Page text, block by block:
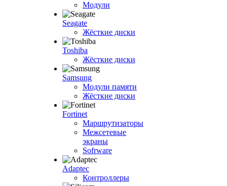
Модули
Seagate
Жёсткие диски
Toshiba
Жёсткие диски
Samsung
Модули памяти
Жёсткие диски
Fortinet
Маршрутизаторы
Межсетевые
экраны
Sofrware
Adaptec
Контроллеры